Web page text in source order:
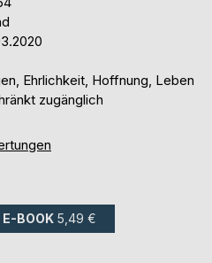
Ehrlichkeit, Hoffnung, Leben
zugänglich
E-BOOK 5,49 €